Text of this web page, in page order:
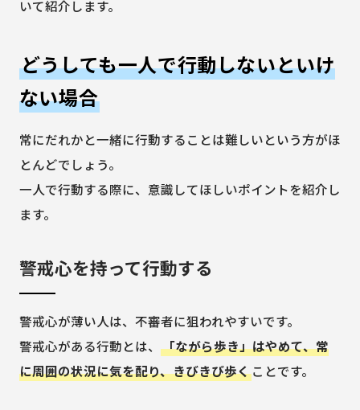
いて紹介します。
どうしても一人で行動しないといけ
ない場合
常にだれかと一緒に行動することは難しいという方がほ
とんどでしょう。
一人で行動する際に、意識してほしいポイントを紹介し
ます。
警戒心を持って行動する
警戒心が薄い人は、不審者に狙われやすいです。
警戒心がある行動とは、 「ながら歩き」はやめて、常
に周囲の状況に気を配り、きびきび歩くことです。